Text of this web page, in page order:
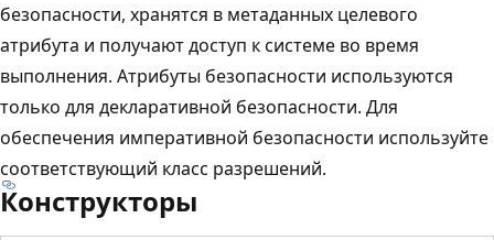
безопасности, хранятся в метаданных целевого
атрибута и получают доступ к системе во время
выполнения. Атрибуты безопасности используются
только для декларативной безопасности. Для
обеспечения императивной безопасности используйте
соответствующий класс разрешений.
Конструкторы